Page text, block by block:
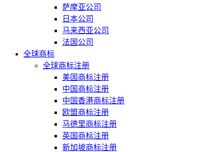
萨摩亚公司
日本公司
马来西亚公司
法国公司
全球商标
全球商标注册
美国商标注册
中国商标注册
中国香港商标注册
欧盟商标注册
马德里商标注册
英国商标注册
新加坡商标注册